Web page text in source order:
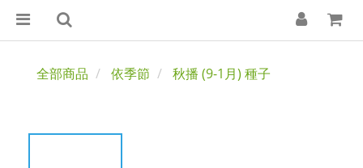
全部商品 依季節 秋播 (9-1月) 種子